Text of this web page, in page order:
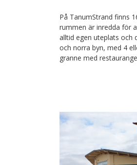
På TanumStrand finns
rummen är inredda för
alltid egen uteplats och
och norra byn, med 4
granne med